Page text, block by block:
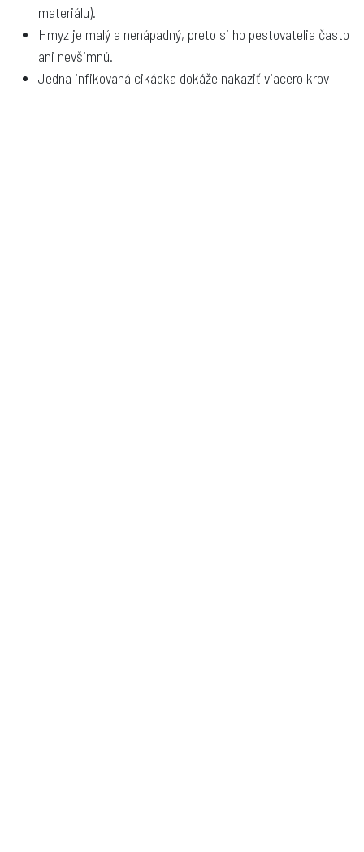
materiálu).
Hmyz je malý a nenápadný, preto si ho pestovatelia často
ani nevšimnú.
Jedna infikovaná cikádka dokáže nakaziť viacero krov